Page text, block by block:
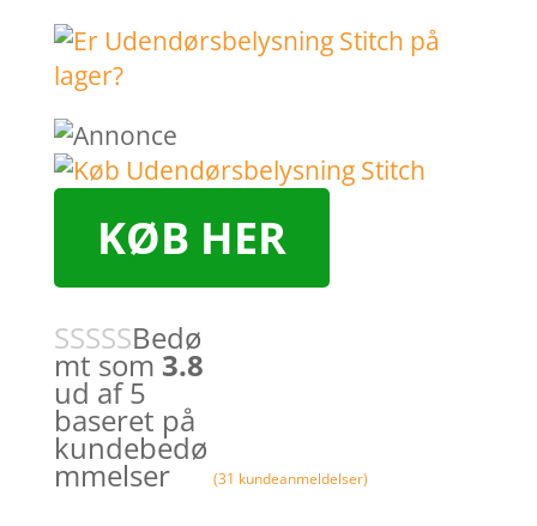
KØB HER
Bedø
mt som 3.8
ud af 5
baseret på
kundebedø
mmelser (31 kundeanmeldelser)